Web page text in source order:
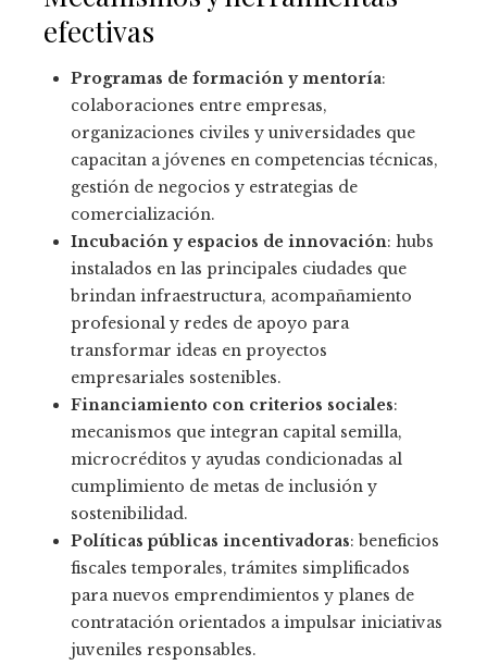
efectivas
Programas de formación y mentoría:
colaboraciones entre empresas,
organizaciones civiles y universidades que
capacitan a jóvenes en competencias técnicas,
gestión de negocios y estrategias de
comercialización.
Incubación y espacios de innovación: hubs
instalados en las principales ciudades que
brindan infraestructura, acompañamiento
profesional y redes de apoyo para
transformar ideas en proyectos
empresariales sostenibles.
Financiamiento con criterios sociales:
mecanismos que integran capital semilla,
microcréditos y ayudas condicionadas al
cumplimiento de metas de inclusión y
sostenibilidad.
Políticas públicas incentivadoras: beneficios
fiscales temporales, trámites simplificados
para nuevos emprendimientos y planes de
contratación orientados a impulsar iniciativas
juveniles responsables.